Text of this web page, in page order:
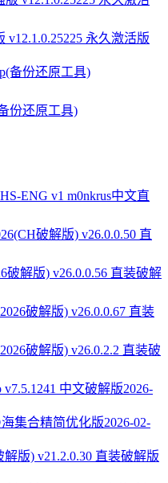
v12.1.0.25225 永久激活版
份还原工具)
ENG v1 m0nkrus中文直
破解版) v26.0.0.50 直
破解版) v26.0.0.56 直装破解
破解版) v26.0.0.67 直装
破解版) v26.0.2.2 直装破
v7.5.1241 中文破解版2026-
集合精简优化版2026-02-
解版) v21.2.0.30 直装破解版